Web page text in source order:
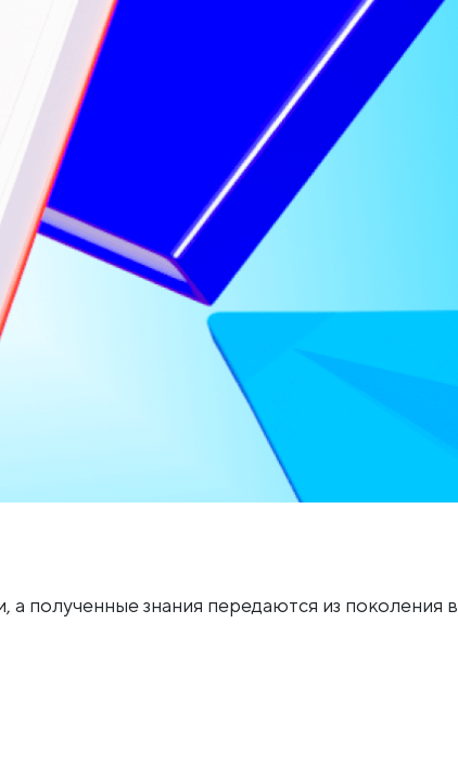
полученные знания передаются из поколения в